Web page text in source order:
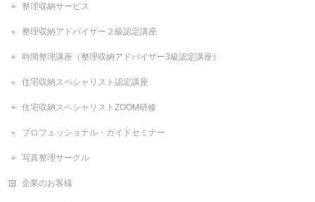
整理収納サービス
整理収納アドバイザー２級認定講座
時間整理講座（整理収納アドバイザー3級認定講座）
住宅収納スペシャリスト認定講座
住宅収納スペシャリストZOOM研修
プロフェッショナル・ガイドセミナー
写真整理サークル
企業のお客様